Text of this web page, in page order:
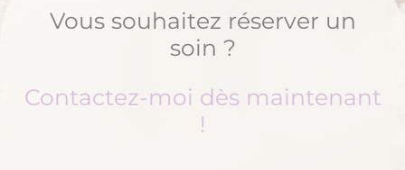
Vous souhaitez réserver un
soin ?
Contactez-moi dès maintenant
!